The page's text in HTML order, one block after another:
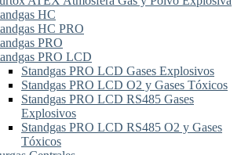
HC
HC PRO
PRO
PRO LCD
Standgas PRO LCD Gases Explosivos
Standgas PRO LCD O2 y Gases Tóxicos
Standgas PRO LCD RS485 Gases
Explosivos
Standgas PRO LCD RS485 O2 y Gases
Tóxicos